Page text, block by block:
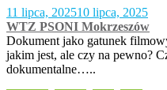
11 lipca, 202510 lipca, 2025
WTZ PSONI Mokrzeszów
Dokument jako gatunek
jakim jest, ale czy na pewno?
dokumentalne…..